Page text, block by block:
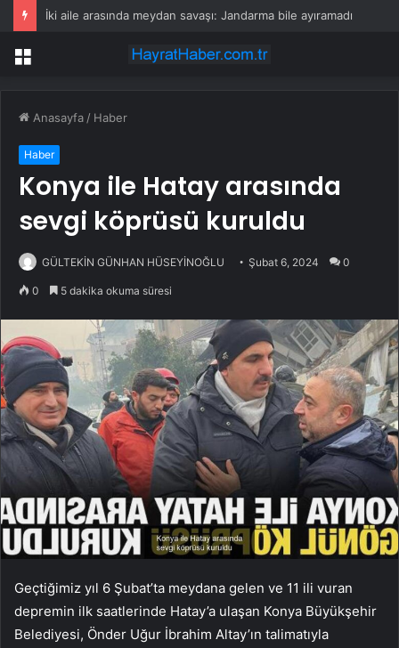
YRP’den Gelecek Partili isimlere mesaj
Menü
Anasayfa / Haber
Haber
Konya ile Hatay arasında
sevgi köprüsü kuruldu
GÜLTEKİN GÜNHAN HÜSEYİNOĞLU Şubat 6, 2024 0
0 5 dakika okuma süresi
Geçtiğimiz yıl 6 Şubat’ta meydana gelen ve 11 ili vuran
depremin ilk saatlerinde Hatay’a ulaşan Konya Büyükşehir
Belediyesi, Önder Uğur İbrahim Altay’ın talimatıyla